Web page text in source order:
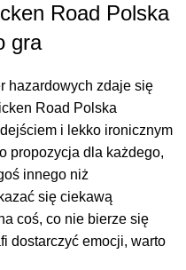
Road Polska
gra
hazardowych zdaje się
Road Polska
i lekko ironicznym
propozycja dla każdego,
innego niż
się ciekawą
coś, co nie bierze się
dostarczyć emocji, warto